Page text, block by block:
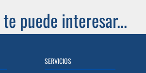
puede interesar...
SERVICIOS